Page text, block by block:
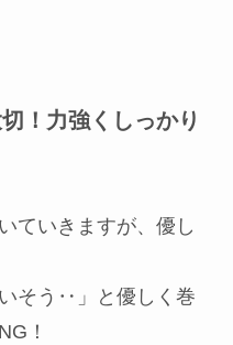
！力強くしっかり
ていきますが、優し
そう‥」と優しく巻
！